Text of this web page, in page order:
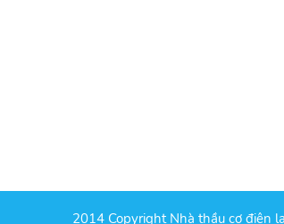
2014 Copyright Nhà thầu cơ điện